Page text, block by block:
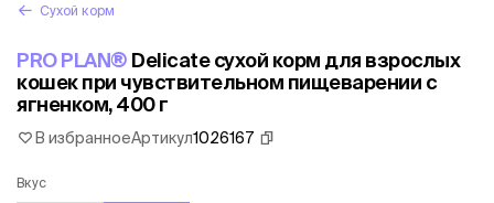
Сухой корм
PRO PLAN® Delicate сухой корм для взрослых
кошек при чувствительном пищеварении с
ягненком, 400 г
В избранноеАртикул1026167
Вкус